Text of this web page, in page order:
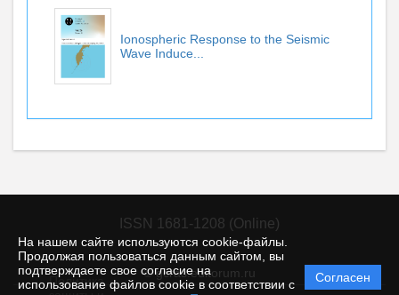
На нашем сайте используются cookie-файлы.
Продолжая пользоваться данным сайтом, вы
подтверждаете свое согласие на
использование файлов cookie в соответствии с
Согласен
Ionospheric Response to the Seismic
Wave Induce...
ISSN 1681-1208 (Online)
© gcras.editorum.ru
Политика